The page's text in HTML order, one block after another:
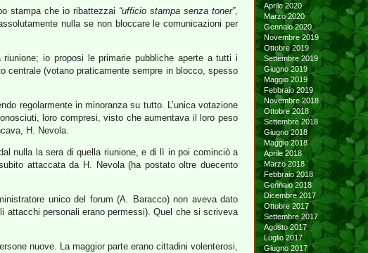
stampa che io ribattezzai “ufficio stampa senza toner”,
nulla se non bloccare le comunicazioni per
io proposi le primarie pubbliche aperte a tutti i
(votano praticamente sempre in blocco, spesso
regolarmente in minoranza su tutto. L’unica votazione
loro compresi, visto che aumentava il loro peso
H. Nevola.
nulla la sera di quella riunione, e di lì in poi cominciò a
attaccata da H. Nevola (ha postato oltre duecento
unico del forum (A. Baracco) non aveva dato
attacchi personali erano permessi). Quel che si scriveva
nuove. La maggior parte erano cittadini volenterosi,
Aprile 2020
Marzo 2020
Gennaio 2020
Novembre 2019
Ottobre 2019
Settembre 2019
Giugno 2019
Maggio 2019
Febbraio 2019
Novembre 2018
Ottobre 2018
Settembre 2018
Giugno 2018
Maggio 2018
Aprile 2018
Marzo 2018
Febbraio 2018
Gennaio 2018
Dicembre 2017
Ottobre 2017
Settembre 2017
Agosto 2017
Luglio 2017
Giugno 2017